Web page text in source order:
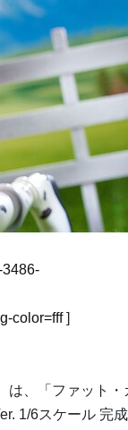
3486-
color=fff]
、「ファット・
1/6スケール 完